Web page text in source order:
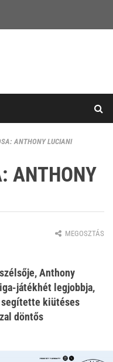
ANTHONY LUCIANI
ANTHONY
MEGOSZTÁS
Anthony
játékhét legjobbja,
kiütéses
döntős